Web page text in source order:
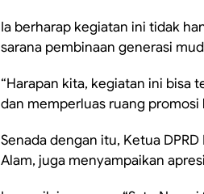
Ia berharap kegiatan ini tidak
sarana pembinaan generasi
“Harapan kita, kegiatan ini bisa
dan memperluas ruang promosi
Senada dengan itu, Ketua
Alam, juga menyampaikan